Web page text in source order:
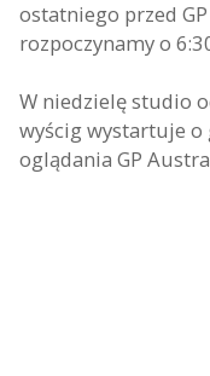
ostatniego przed
rozpoczynamy o
W niedzielę studio
wyścig wystartuje o
oglądania GP